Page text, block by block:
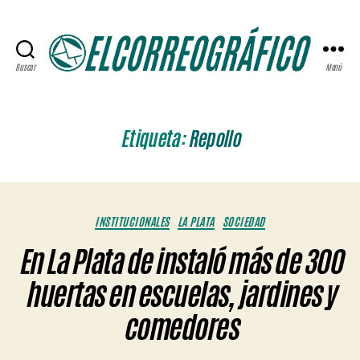
Buscar Menú
Etiqueta:Repollo
Categorías
INSTITUCIONALES LA PLATA SOCIEDAD
En La Plata de instaló más de 300
huertas en escuelas, jardines y
comedores